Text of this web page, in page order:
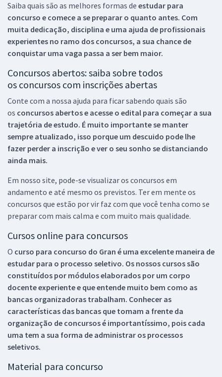
Saiba quais são as melhores formas de estudar para
concurso e comece a se preparar o quanto antes. Com
muita dedicação, disciplina e uma ajuda de profissionais
experientes no ramo dos concursos, a sua chance de
conquistar uma vaga passa a ser bem maior.
Concursos abertos: saiba sobre todos
os concursos com inscrições abertas
Conte com a nossa ajuda para ficar sabendo quais são
os concursos abertos e acesse o edital para começar a sua
trajetória de estudo. É muito importante se manter
sempre atualizado, isso porque um descuido pode lhe
fazer perder a inscrição e ver o seu sonho se distanciando
ainda mais.
Em nosso site, pode-se visualizar os concursos em
andamento e até mesmo os previstos. Ter em mente os
concursos que estão por vir faz com que você tenha como se
preparar com mais calma e com muito mais qualidade.
Cursos online para concursos
O curso para concurso do Gran é uma excelente maneira de
estudar para o processo seletivo. Os nossos cursos são
constituídos por módulos elaborados por um corpo
docente experiente e que entende muito bem como as
bancas organizadoras trabalham. Conhecer as
características das bancas que tomam a frente da
organização de concursos é importantíssimo, pois cada
uma tem a sua forma de administrar os processos
seletivos.
Material para concurso